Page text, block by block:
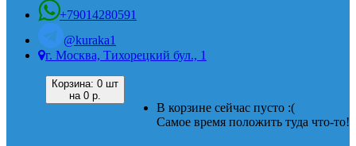
+79014280591
@kuraka1
г. Москва, Тихорецкий бул., 1
Корзина: 0 шт
на 0 р.
В корзине сейчас пусто :(
Самое время положить туда что-то!